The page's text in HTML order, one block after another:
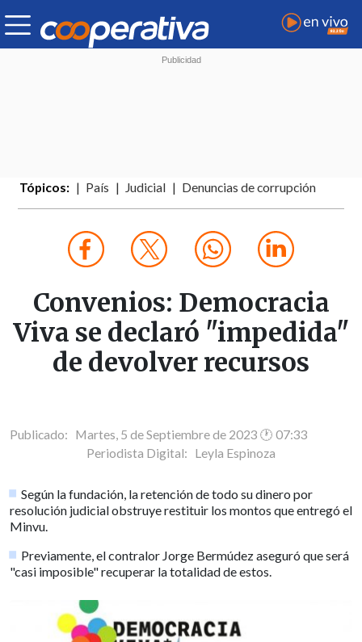
Tópicos: País Judicial Denuncias de corrupción
Convenios: Democracia
Viva se declaró "impedida"
de devolver recursos
Publicado: Martes, 5 de Septiembre de 2023 🕐 07:33
Periodista Digital: Leyla Espinoza
Según la fundación, la retención de todo su dinero por
resolución judicial obstruye restituir los montos que entregó el
Minvu.
Previamente, el contralor Jorge Bermúdez aseguró que será
"casi imposible" recuperar la totalidad de estos.